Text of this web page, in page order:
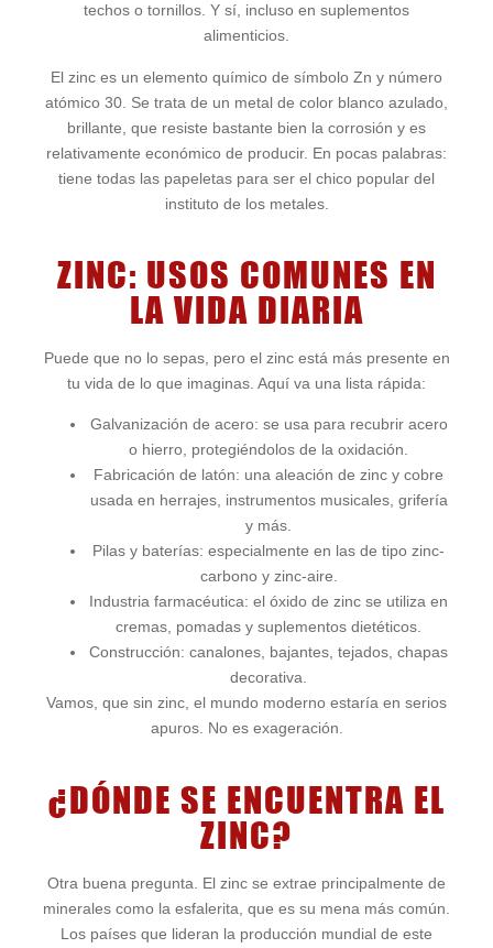
techos o tornillos. Y sí, incluso en suplementos
alimenticios.
El zinc es un elemento químico de símbolo Zn y número
atómico 30. Se trata de un metal de color blanco azulado,
brillante, que resiste bastante bien la corrosión y es
relativamente económico de producir. En pocas palabras:
tiene todas las papeletas para ser el chico popular del
instituto de los metales.
ZINC: USOS COMUNES EN
LA VIDA DIARIA
Puede que no lo sepas, pero el zinc está más presente en
tu vida de lo que imaginas. Aquí va una lista rápida:
Galvanización de acero: se usa para recubrir acero
o hierro, protegiéndolos de la oxidación.
Fabricación de latón: una aleación de zinc y cobre
usada en herrajes, instrumentos musicales, grifería
y más.
Pilas y baterías: especialmente en las de tipo zinc-
carbono y zinc-aire.
Industria farmacéutica: el óxido de zinc se utiliza en
cremas, pomadas y suplementos dietéticos.
Construcción: canalones, bajantes, tejados, chapas
decorativa.
Vamos, que sin zinc, el mundo moderno estaría en serios
apuros. No es exageración.
¿DÓNDE SE ENCUENTRA EL
ZINC?
Otra buena pregunta. El zinc se extrae principalmente de
minerales como la esfalerita, que es su mena más común.
Los países que lideran la producción mundial de este